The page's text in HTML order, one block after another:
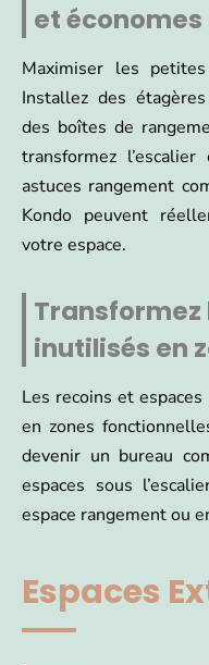
et
Maximiser les
Installez des
des boîtes de
transformez
astuces rangement
Kondo peuvent
votre espace.
Transformez
inutilisés en
Les recoins et
en zones
devenir un bureau
espaces sous
espace rangement ou
Espaces